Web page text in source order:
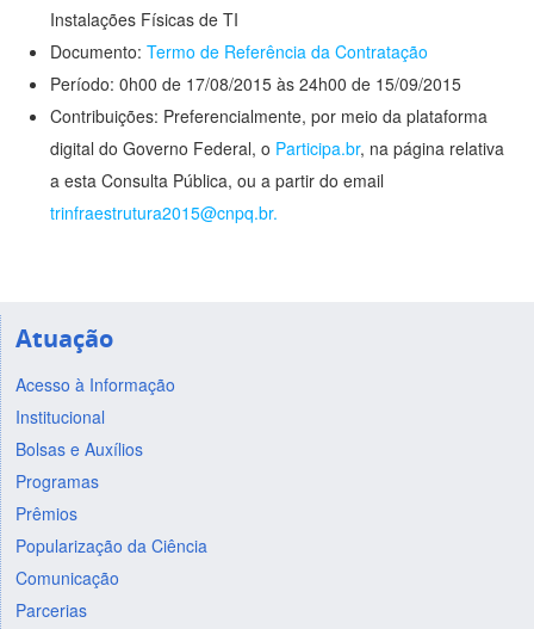
Instalações Físicas de TI
Documento: Termo de Referência da Contratação
Período: 0h00 de 17/08/2015 às 24h00 de 15/09/2015
Contribuições: Preferencialmente, por meio da plataforma
digital do Governo Federal, o Participa.br, na página relativa
a esta Consulta Pública, ou a partir do email
trinfraestrutura2015@cnpq.br.
Atuação
Acesso à Informação
Institucional
Bolsas e Auxílios
Programas
Prêmios
Popularização da Ciência
Comunicação
Parcerias